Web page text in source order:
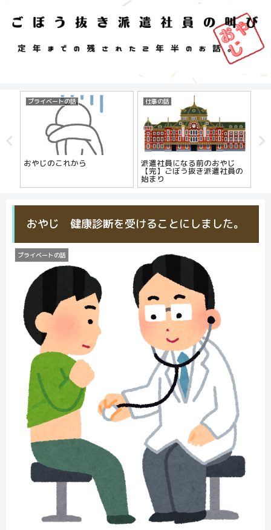
プライベートの話
おやじのこれから
仕事の話
派遣社員になる前のおやじ
【完】ごぼう抜き派遣社員の
始まり
おやじ 健康診断を受けることにしました。
プライベートの話